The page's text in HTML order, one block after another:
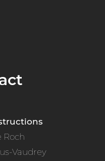
Roch
Vaudrey